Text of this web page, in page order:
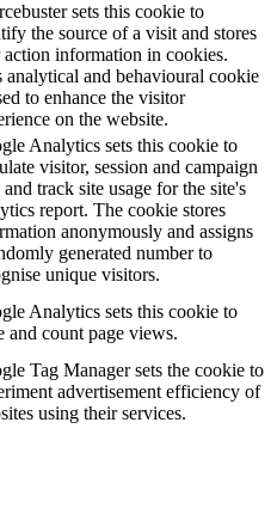
sets this cookie to
the source of a visit and stores
action information in cookies.
analytical and behavioural cookie
to enhance the visitor
on the website.
Analytics sets this cookie to
visitor, session and campaign
and track site usage for the site's
report. The cookie stores
anonymously and assigns
generated number to
unique visitors.
Analytics sets this cookie to
and count page views.
Tag Manager sets the cookie to
advertisement efficiency of
using their services.